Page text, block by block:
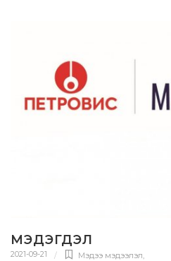
МЭДЭГДЭЛ
2021-09-21 Мэдээ мэдээлэл